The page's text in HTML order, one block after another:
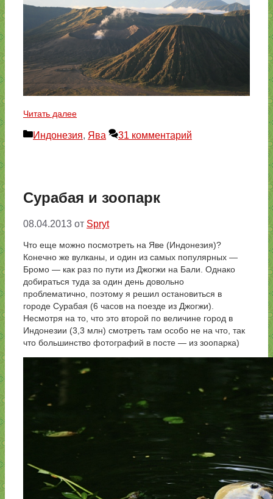
Читать далее
Рубрики
Индонезия, Ява 31 комментарий
Сурабая и зоопарк
08.04.2013 от Spryt
Что еще можно посмотреть на Яве (Индонезия)?
Конечно же вулканы, и один из самых популярных —
Бромо — как раз по пути из Джогжи на Бали. Однако
добираться туда за один день довольно
проблематично, поэтому я решил остановиться в
городе Сурабая (6 часов на поезде из Джогжи).
Несмотря на то, что это второй по величине город в
Индонезии (3,3 млн) смотреть там особо не на что, так
что большинство фотографий в посте — из зоопарка)